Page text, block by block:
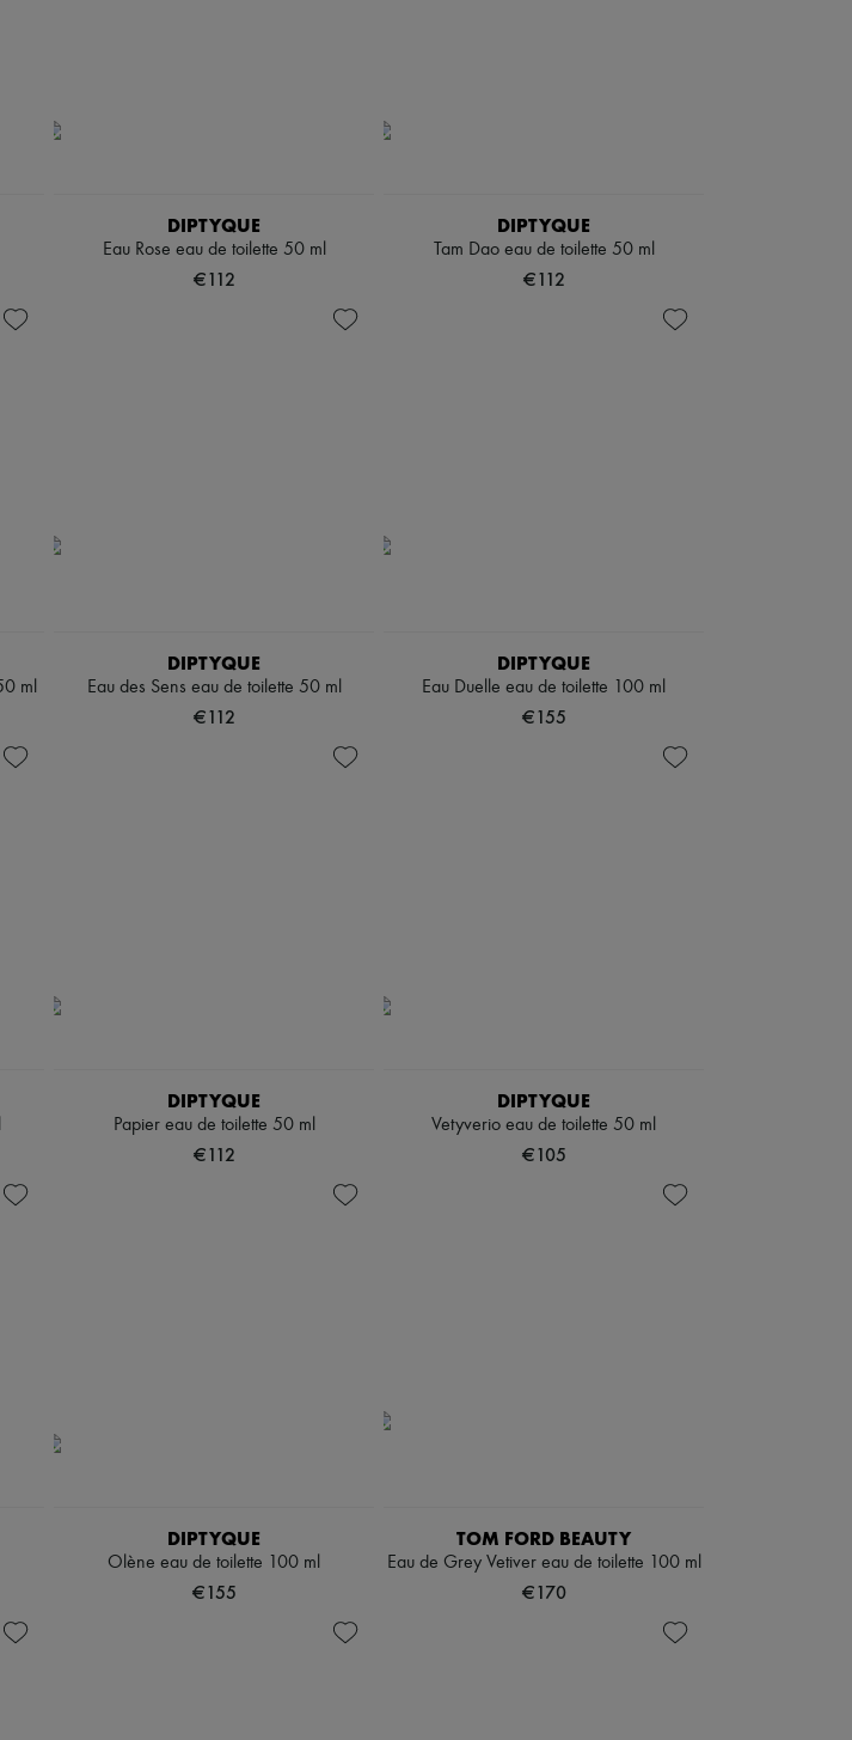
DIPTYQUE
Eau Rose eau de toilette 50 ml
€112
DIPTYQUE
Tam Dao eau de toilette 50 ml
€112
ml
DIPTYQUE
Eau des Sens eau de toilette 50 ml
€112
DIPTYQUE
Eau Duelle eau de toilette 100 ml
€155
DIPTYQUE
Papier eau de toilette 50 ml
€112
DIPTYQUE
Vetyverio eau de toilette 50 ml
€105
DIPTYQUE
Olène eau de toilette 100 ml
€155
TOM FORD BEAUTY
Eau de Grey Vetiver eau de toilette 100 ml
€170